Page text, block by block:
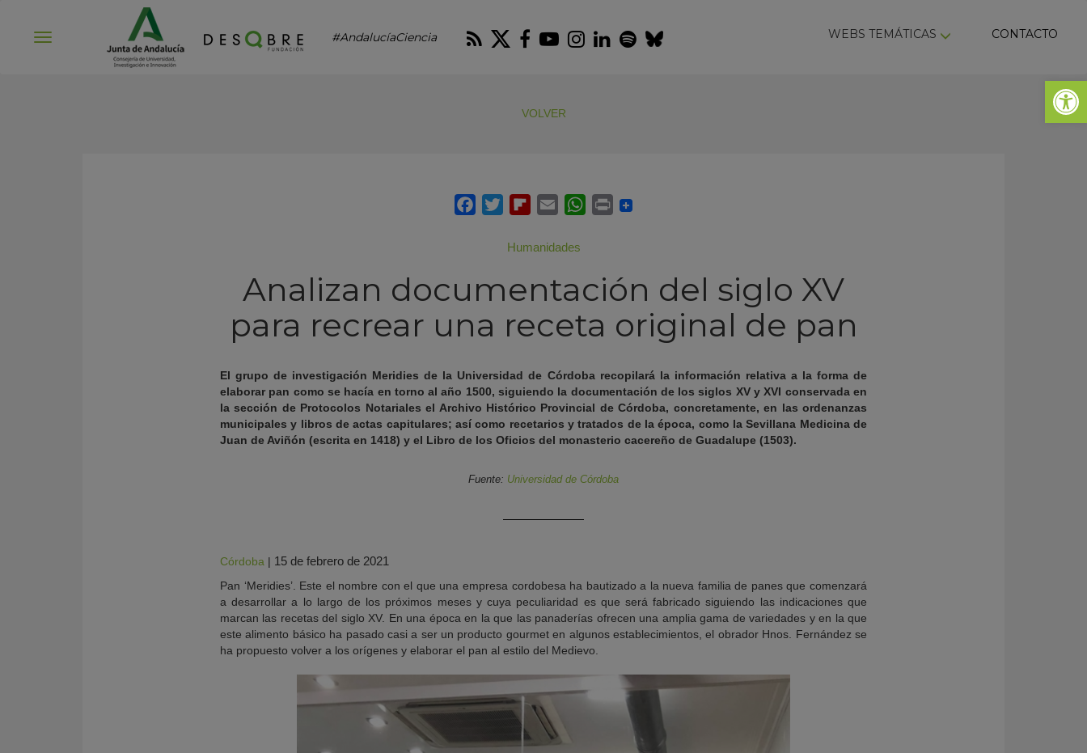
Abrir
#AndalucíaCiencia RSS Twitter
Facebook
Youtube
Instagram
LinkedIn
Spotify
Bluesky WEBS TEMÁTICAS CONTACTO
VOLVER
Humanidades
Analizan documentación del siglo XV
para recrear una receta original de pan
El grupo de investigación Meridies de la Universidad de Córdoba recopilará la información relativa a la forma de
elaborar pan como se hacía en torno al año 1500, siguiendo la documentación de los siglos XV y XVI conservada en
la sección de Protocolos Notariales el Archivo Histórico Provincial de Córdoba, concretamente, en las ordenanzas
municipales y libros de actas capitulares; así como recetarios y tratados de la época, como la Sevillana Medicina de
Juan de Aviñón (escrita en 1418) y el Libro de los Oficios del monasterio cacereño de Guadalupe (1503).
Fuente: Universidad de Córdoba
Córdoba | 15 de febrero de 2021
Pan ‘Meridies’. Este el nombre con el que una empresa cordobesa ha bautizado a la nueva familia de panes que comenzará
a desarrollar a lo largo de los próximos meses y cuya peculiaridad es que será fabricado siguiendo las indicaciones que
marcan las recetas del siglo XV. En una época en la que las panaderías ofrecen una amplia gama de variedades y en la que
este alimento básico ha pasado casi a ser un producto gourmet en algunos establecimientos, el obrador Hnos. Fernández se
ha propuesto volver a los orígenes y elaborar el pan al estilo del Medievo.